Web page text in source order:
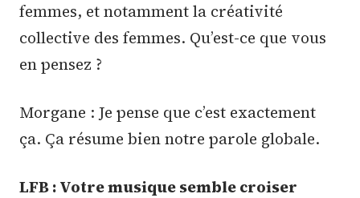
femmes, et notamment la créativité
collective des femmes. Qu’est-ce que vous
en pensez ?
Morgane : Je pense que c’est exactement
ça. Ça résume bien notre parole globale.
LFB : Votre musique semble croiser